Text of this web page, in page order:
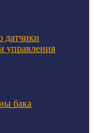
датчики
управления
бака